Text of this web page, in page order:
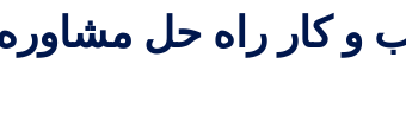
و کار راه حل